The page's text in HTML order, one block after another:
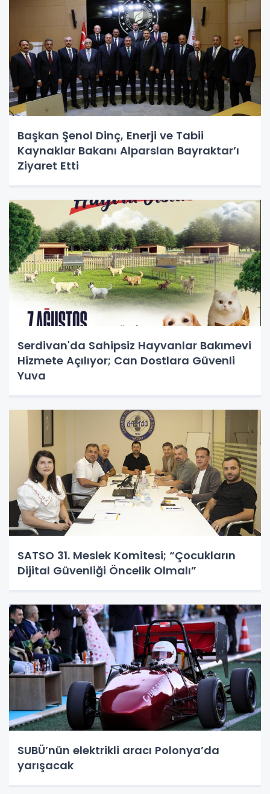
Başkan Şenol Dinç, Enerji ve Tabii
Kaynaklar Bakanı Alparslan Bayraktar’ı
Ziyaret Etti
Serdivan'da Sahipsiz Hayvanlar Bakımevi
Hizmete Açılıyor; Can Dostlara Güvenli
Yuva
SATSO 31. Meslek Komitesi; “Çocukların
Dijital Güvenliği Öncelik Olmalı”
SUBÜ’nün elektrikli aracı Polonya’da
yarışacak